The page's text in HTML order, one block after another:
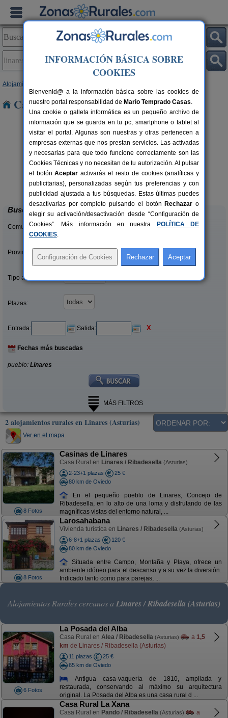
Alojamientos
Casas Rurales en Linares
4+1 pers.
desde26 €
El Acebo
Beloncio (Asturias)
Buscar
Comunidades:
Provincias/Islas:
Tipo alquiler:
Plazas:
Entrada: Salida: X
Fechas más buscadas
pueblo: Linares
MÁS FILTROS
2 alojamientos rurales en Linares (Asturias)
Ver en el mapa
8 Fotos
Casinas de Linares
Casa Rural en Linares / Ribadesella (Asturias)
2-23+1 plazas
25 €
80 km de Oviedo
En el pequeño pueblo de Linares, Concejo de
Ribadesella, en lo alto de una loma y disfrutando de las
magníficas vistas del entorno natural, ...
8 Fotos
Larosahabana
Vivienda turística en Linares / Ribadesella (Asturias)
6-8+1 plazas
120 €
80 km de Oviedo
Situada entre Campo, Montaña y Playa, ofrece un
ambiente idóneo para el descanso y a su vez la diversión.
Indicado tanto como para parejas, ...
Alojamientos Rurales cercanos a Linares / Ribadesella (Asturias)
6 Fotos
La Posada del Alba
Casa Rural en Alea / Ribadesella (Asturias) a 1,5
km de Linares / Ribadesella (Asturias)
11 plazas
25 €
65 km de Oviedo
Antigua casa-vaquería de 1810, ampliada y
restaurada, conservando al máximo su arquitectura
original. La Posada del Alba es una casa rural d ...
Casa Rural La Xana
Casa Rural en Pando / Ribadesella (Asturias)
a
INFORMACIÓN BÁSICA SOBRE
COOKIES
Bienvenid@ a la información básica sobre las cookies de
nuestro portal responsabilidad de Mario Temprado Casas.
Una cookie o galleta informática es un pequeño archivo de
información que se guarda en tu pc, smartphone o tablet al
visitar el portal. Algunas son nuestras y otras pertenecen a
empresas externas que nos prestan servicios. Las activadas
y necesarias para que todo funcione correctamente son las
Cookies Técnicas y no necesitan de tu autorización. Al pulsar
el botónAceptar activarás el resto de cookies (analíticas y
publicitarias), personalizadas según tus preferencias y con
publicidad ajustada a tus búsquedas. Estas últimas puedes
desactivarlas por completo pulsando el botón Rechazar o
elegir su activación/desactivación desde “Configuración de
Cookies”. Más información en nuestra
POLÍTICA DE
COOKIES.